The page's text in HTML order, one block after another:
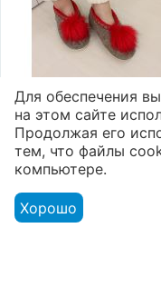
Валяные тапочки
высокие микропора
"Помпон"
2 800₽
Для обеспечения
на этом сайте
Продолжая его
тем, что файлы
компьютере.
Хорошо